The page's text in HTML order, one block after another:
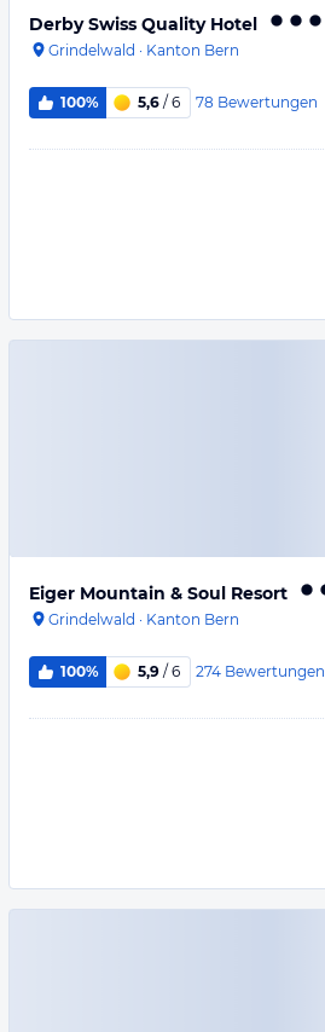
Derby Swiss Quality Hotel
Grindelwald · Kanton Bern
100% 5,6 / 6 78 Bewertungen
Eiger Mountain & Soul Resort
Grindelwald · Kanton Bern
100% 5,9 / 6 274 Bewertungen